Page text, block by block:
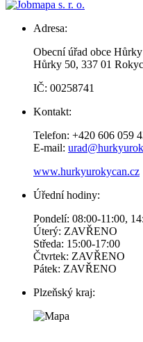
Adresa:
Obecní úřad obce Hůrky
Hůrky 50, 337 01
IČ: 00258741
Kontakt:
Telefon: +420 606 059
E-mail:
www.hurkyurokycan.cz
Úřední hodiny:
Pondelí: 08:00-11:00,
Úterý: ZAVŘENO
Středa: 15:00-17:00
Čtvrtek: ZAVŘENO
Pátek: ZAVŘENO
Plzeňský kraj: